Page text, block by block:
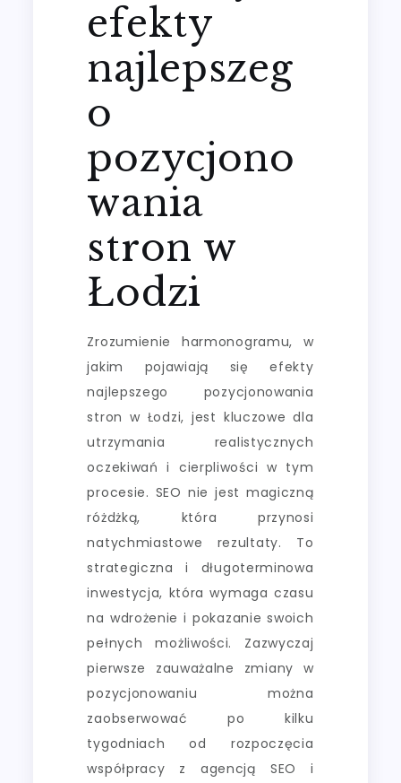
efekty
najlepszeg
o
pozycjono
wania
stron w
Łodzi
Zrozumienie harmonogramu, w
jakim pojawiają się efekty
najlepszego pozycjonowania
stron w Łodzi, jest kluczowe dla
utrzymania realistycznych
oczekiwań i cierpliwości w tym
procesie. SEO nie jest magiczną
różdżką, która przynosi
natychmiastowe rezultaty. To
strategiczna i długoterminowa
inwestycja, która wymaga czasu
na wdrożenie i pokazanie swoich
pełnych możliwości. Zazwyczaj
pierwsze zauważalne zmiany w
pozycjonowaniu można
zaobserwować po kilku
tygodniach od rozpoczęcia
współpracy z agencją SEO i